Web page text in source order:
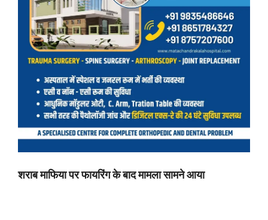
शराब माफिया पर फायरिंग के बाद मामला सामने आया